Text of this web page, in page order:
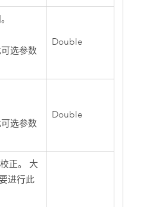
选参数
Double
选参数
Double
正。 大
进行此